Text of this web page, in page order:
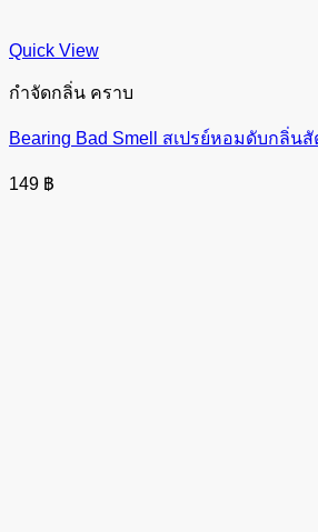
Quick View
กำจัดกลิ่น คราบ
Bearing Bad Smell สเปรย์หอมดับกลิ่นสั
149 ฿